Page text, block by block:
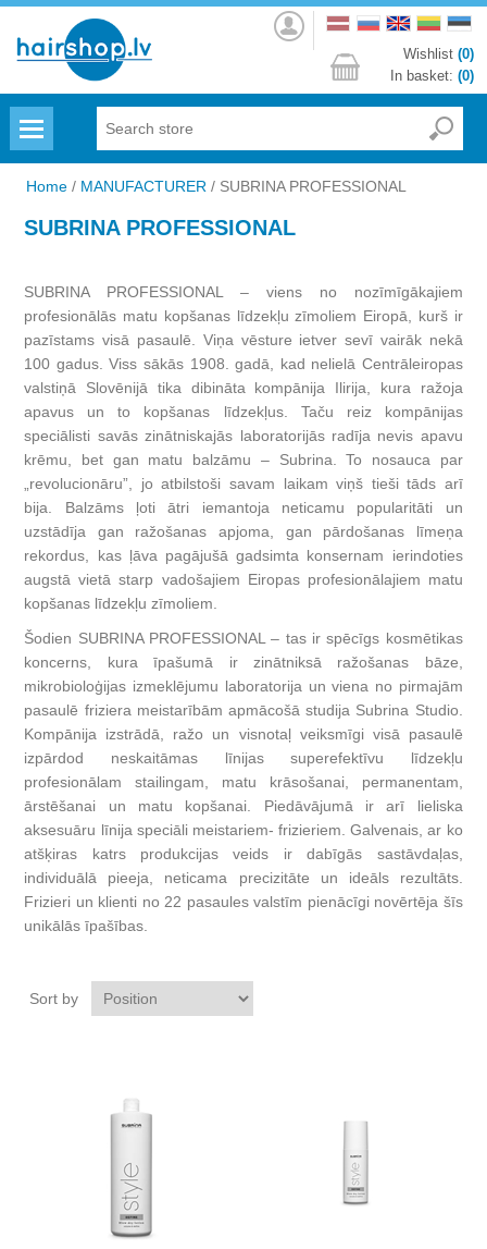
Log
in
Wishlist (0)
In basket: (0)
Home / MANUFACTURER / SUBRINA PROFESSIONAL
SUBRINA PROFESSIONAL
SUBRINA PROFESSIONAL – viens no nozīmīgākajiem
profesionālās matu kopšanas līdzekļu zīmoliem Eiropā, kurš ir
pazīstams visā pasaulē. Viņa vēsture ietver sevī vairāk nekā
100 gadus. Viss sākās 1908. gadā, kad nelielā Centrāleiropas
valstiņā Slovēnijā tika dibināta kompānija Ilirija, kura ražoja
apavus un to kopšanas līdzekļus. Taču reiz kompānijas
speciālisti savās zinātniskajās laboratorijās radīja nevis apavu
krēmu, bet gan matu balzāmu – Subrina. To nosauca par
„revolucionāru”, jo atbilstoši savam laikam viņš tieši tāds arī
bija. Balzāms ļoti ātri iemantoja neticamu popularitāti un
uzstādīja gan ražošanas apjoma, gan pārdošanas līmeņa
rekordus, kas ļāva pagājušā gadsimta konsernam ierindoties
augstā vietā starp vadošajiem Eiropas profesionālajiem matu
kopšanas līdzekļu zīmoliem.
Šodien SUBRINA PROFESSIONAL – tas ir spēcīgs kosmētikas
koncerns, kura īpašumā ir zinātniksā ražošanas bāze,
mikrobioloģijas izmeklējumu laboratorija un viena no pirmajām
pasaulē friziera meistarībām apmācošā studija Subrina Studiо.
Kompānija izstrādā, ražo un visnotaļ veiksmīgi visā pasaulē
izpārdod neskaitāmas līnijas superefektīvu līdzekļu
profesionālam stailingam, matu krāsošanai, permanentam,
ārstēšanai un matu kopšanai. Piedāvājumā ir arī lieliska
aksesuāru līnija speciāli meistariem- frizieriem. Galvenais, ar ko
atšķiras katrs produkcijas veids ir dabīgās sastāvdaļas,
individuālā pieeja, neticama precizitāte un ideāls rezultāts.
Frizieri un klienti no 22 pasaules valstīm pienācīgi novērtēja šīs
unikālās īpašības.
Sort by